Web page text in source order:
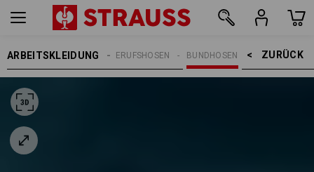
ARBEITSKLEIDUNG ZURÜCK    >
BUNDHOSEN
BERUFSHOSEN
ARBEITSHOSEN